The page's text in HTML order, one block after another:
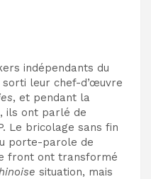
indépendants du
leur chef-d’œuvre
, et pendant la
ils ont parlé de
Le bricolage sans fin
porte-parole de
front ont transformé
situation, mais